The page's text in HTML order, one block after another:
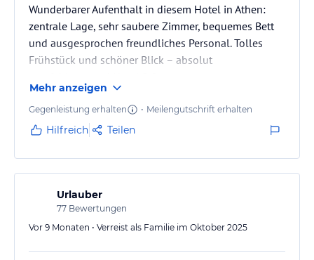
Wunderbarer Aufenthalt in diesem Hotel in Athen:
zentrale Lage, sehr saubere Zimmer, bequemes Bett
und ausgesprochen freundliches Personal. Tolles
Frühstück und schöner Blick – absolut
Mehr anzeigen
Gegenleistung erhalten • Meilengutschrift erhalten
Hilfreich Teilen
Urlauber
77 Bewertungen
Vor 9 Monaten • Verreist als Familie im Oktober 2025